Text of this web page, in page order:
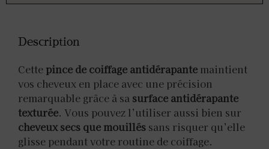
Description
Cette pince de coiffage antidérapante maintient
vos cheveux en place avec une précision
remarquable grâce à sa surface antidérapante
texturée. Vous pouvez l’utiliser aussi bien sur
cheveux secs que mouillés sans risquer qu’elle
glisse pendant votre routine de coiffage.